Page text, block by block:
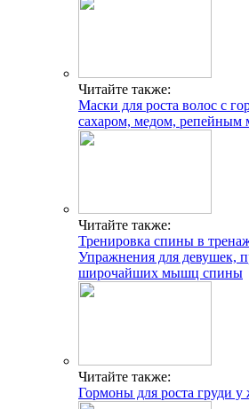
Читайте также:
Маски для роста волос с
сахаром, медом, репейным
Читайте также:
Тренировка спины в
Упражнения для девушек,
широчайших мышц спины
Читайте также:
Гормоны для роста груди